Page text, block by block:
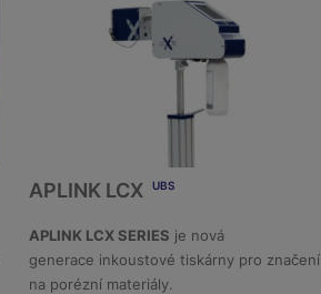
DETAIL
APLINK LCX UBS
APLINK LCX SERIES je nová
generace inkoustové tiskárny pro značení
na porézní materiály.